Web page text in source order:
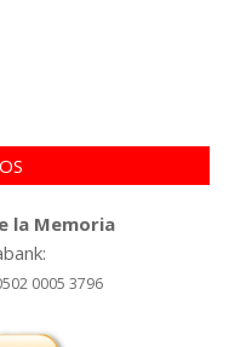
la Memoria
0005 3796